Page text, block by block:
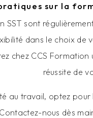
sur la
SST sont
dans le choix de
chez CCS
réussite de
au travail, optez
nous dès